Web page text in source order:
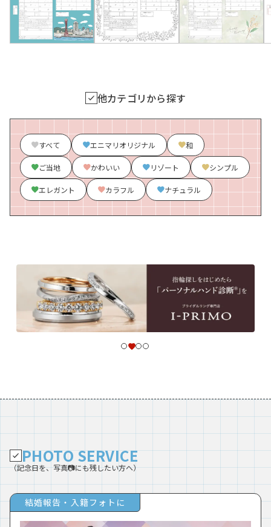
他カテゴリから探す
すべて エニマリオリジナル 和
ご当地 かわいい リゾート シンプル
エレガント カラフル ナチュラル
PHOTO SERVICE
（記念日を、写真📷にも残したい方へ）
結婚報告・入籍フォトに